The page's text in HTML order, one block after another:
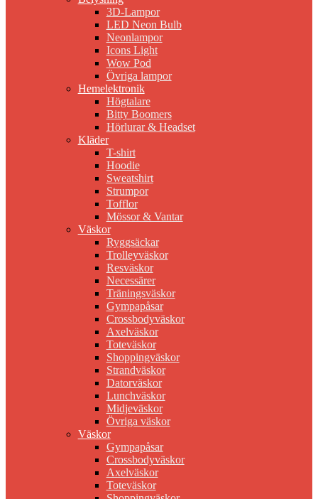
3D-Lampor
LED Neon Bulb
Neonlampor
Icons Light
Wow Pod
Övriga lampor
Hemelektronik
Högtalare
Bitty Boomers
Hörlurar & Headset
Kläder
T-shirt
Hoodie
Sweatshirt
Strumpor
Tofflor
Mössor & Vantar
Väskor
Ryggsäckar
Trolleyväskor
Resväskor
Necessärer
Träningsväskor
Gympapåsar
Crossbodyväskor
Axelväskor
Toteväskor
Shoppingväskor
Strandväskor
Datorväskor
Lunchväskor
Midjeväskor
Övriga väskor
Väskor
Gympapåsar
Crossbodyväskor
Axelväskor
Toteväskor